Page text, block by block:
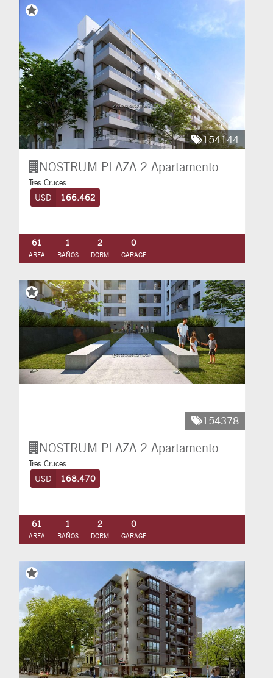
154144
NOSTRUM PLAZA 2 Apartamento
Tres Cruces
USD 166.462
61
AREA
1
BAÑOS
2
DORM
0
GARAGE
154378
NOSTRUM PLAZA 2 Apartamento
Tres Cruces
USD 168.470
61
AREA
1
BAÑOS
2
DORM
0
GARAGE